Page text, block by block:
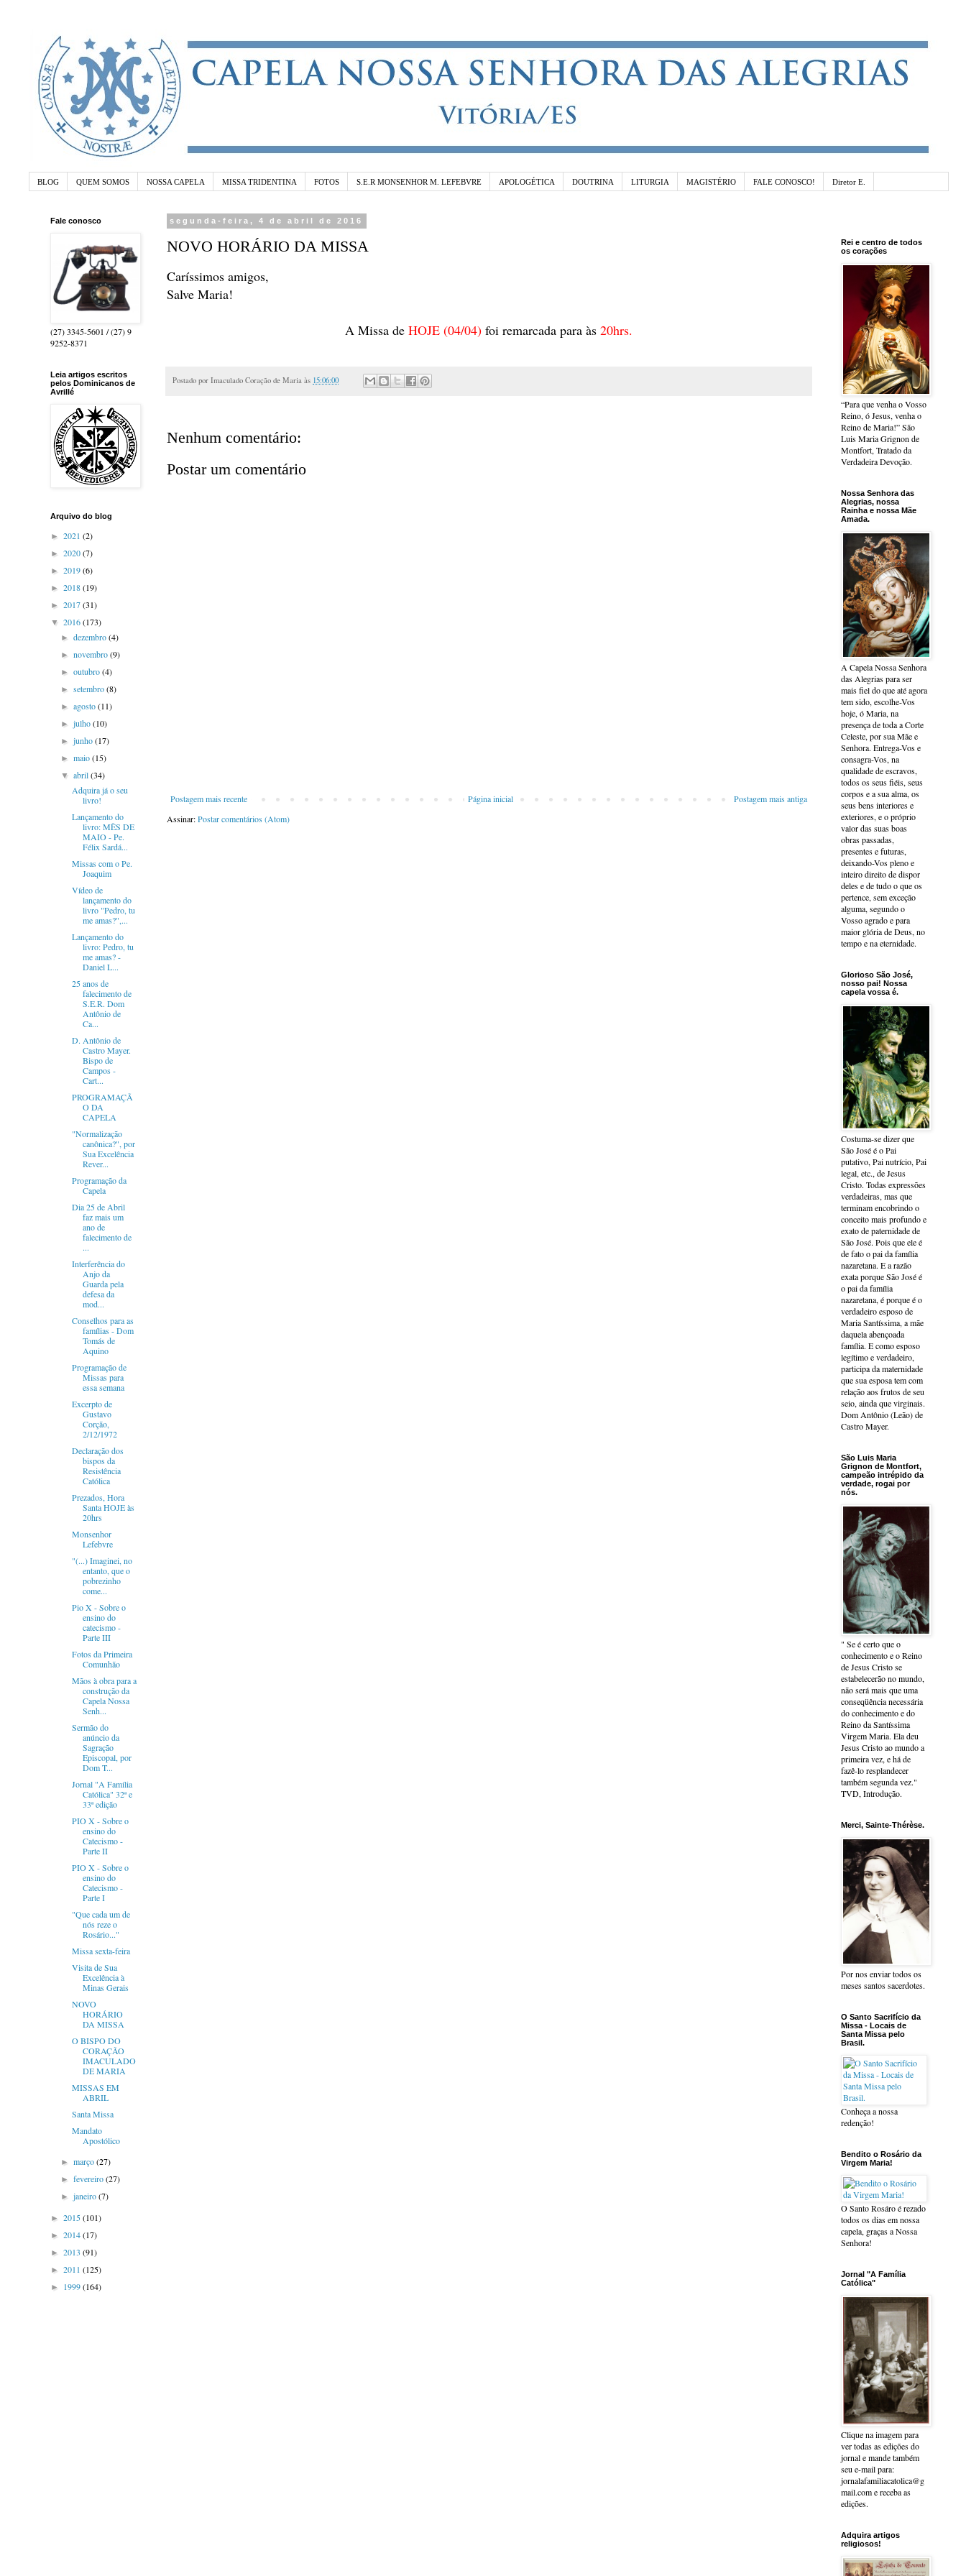
BLOG QUEM SOMOS NOSSA CAPELA MISSA TRIDENTINA FOTOS S.E.R MONSENHOR M. LEFEBVRE APOLOGÉTICA DOUTRINA LITURGIA MAGISTÉRIO FALE CONOSCO! Diretor E.
segunda-feira, 4 de abril de 2016
NOVO HORÁRIO DA MISSA
Caríssimos amigos,
Salve Maria!
A Missa de HOJE (04/04) foi remarcada para às 20hrs.
Postado por Imaculado Coração de Maria às 15:06:00
Nenhum comentário:
Postar um comentário
Postagem mais recente Postagem mais antiga
Página inicial
Assinar:Postar comentários (Atom)
Fale conosco
(27) 3345-5601 / (27) 9
9252-8371
Leia artigos escritos
pelos Dominicanos de
Avrillé
Arquivo do blog
► 2021 (2)
► 2020(7)
► 2019(6)
► 2018(19)
► 2017(31)
▼ 2016(173)
►dezembro(4)
►novembro(9)
►outubro(4)
►setembro(8)
►agosto(11)
►julho(10)
►junho(17)
►maio(15)
▼abril(34)
Adquira já o seu
livro!
Lançamento do
livro: MÊS DE
MAIO - Pe.
Félix Sardá...
Missas com o Pe.
Joaquim
Vídeo de
lançamento do
livro "Pedro, tu
me amas?",...
Lançamento do
livro: Pedro, tu
me amas? -
Daniel L...
25 anos de
falecimento de
S.E.R. Dom
Antônio de
Ca...
D. Antônio de
Castro Mayer.
Bispo de
Campos -
Cart...
PROGRAMAÇÃ
O DA
CAPELA
"Normalização
canônica?", por
Sua Excelência
Rever...
Programação da
Capela
Dia 25 de Abril
faz mais um
ano de
falecimento de
...
Interferência do
Anjo da
Guarda pela
defesa da
mod...
Conselhos para as
famílias - Dom
Tomás de
Aquino
Programação de
Missas para
essa semana
Excerpto de
Gustavo
Corção,
2/12/1972
Declaração dos
bispos da
Resistência
Católica
Prezados, Hora
Santa HOJE às
20hrs
Monsenhor
Lefebvre
"(...) Imaginei, no
entanto, que o
pobrezinho
come...
Pio X - Sobre o
ensino do
catecismo -
Parte III
Fotos da Primeira
Comunhão
Mãos à obra para a
construção da
Capela Nossa
Senh...
Sermão do
anúncio da
Sagração
Episcopal, por
Dom T...
Jornal "A Família
Católica" 32ª e
33ª edição
PIO X - Sobre o
ensino do
Catecismo -
Parte II
PIO X - Sobre o
ensino do
Catecismo -
Parte I
"Que cada um de
nós reze o
Rosário..."
Missa sexta-feira
Visita de Sua
Excelência à
Minas Gerais
NOVO
HORÁRIO
DA MISSA
O BISPO DO
CORAÇÃO
IMACULADO
DE MARIA
MISSAS EM
ABRIL
Santa Missa
Mandato
Apostólico
►março(27)
►fevereiro(27)
►janeiro(7)
► 2015(101)
► 2014(17)
► 2013 (91)
► 2011 (125)
► 1999(164)
Rei e centro de todos
os corações
“Para que venha o Vosso
Reino, ó Jesus, venha o
Reino de Maria!” São
Luis Maria Grignon de
Montfort, Tratado da
Verdadeira Devoção.
Nossa Senhora das
Alegrias, nossa
Rainha e nossa Mãe
Amada.
A Capela Nossa Senhora
das Alegrias para ser
mais fiel do que até agora
tem sido, escolhe-Vos
hoje, ó Maria, na
presença de toda a Corte
Celeste, por sua Mãe e
Senhora. Entrega-Vos e
consagra-Vos, na
qualidade de escravos,
todos os seus fiéis, seus
corpos e a sua alma, os
seus bens interiores e
exteriores, e o próprio
valor das suas boas
obras passadas,
presentes e futuras,
deixando-Vos pleno e
inteiro direito de dispor
deles e de tudo o que os
pertence, sem exceção
alguma, segundo o
Vosso agrado e para
maior glória de Deus, no
tempo e na eternidade.
Glorioso São José,
nosso pai! Nossa
capela vossa é.
Costuma-se dizer que
São José é o Pai
putativo, Pai nutrício, Pai
legal, etc., de Jesus
Cristo. Todas expressões
verdadeiras, mas que
terminam encobrindo o
conceito mais profundo e
exato de paternidade de
São José. Pois que ele é
de fato o pai da família
nazaretana. E a razão
exata porque São José é
o pai da família
nazaretana, é porque é o
verdadeiro esposo de
Maria Santíssima, a mãe
daquela abençoada
família. E como esposo
legítimo e verdadeiro,
participa da maternidade
que sua esposa tem com
relação aos frutos de seu
seio, ainda que virginais.
Dom Antônio (Leão) de
Castro Mayer.
São Luis Maria
Grignon de Montfort,
campeão intrépido da
verdade, rogai por
nós.
" Se é certo que o
conhecimento e o Reino
de Jesus Cristo se
estabelecerão no mundo,
não será mais que uma
conseqüência necessária
do conhecimento e do
Reino da Santíssima
Virgem Maria. Ela deu
Jesus Cristo ao mundo a
primeira vez, e há de
fazê-lo resplandecer
também segunda vez."
TVD, Introdução.
Merci, Sainte-Thérèse.
Por nos enviar todos os
meses santos sacerdotes.
O Santo Sacrifício da
Missa - Locais de
Santa Missa pelo
Brasil.
Conheça a nossa
redenção!
Bendito o Rosário da
Virgem Maria!
O Santo Rosáro é rezado
todos os dias em nossa
capela, graças a Nossa
Senhora!
Jornal "A Família
Católica"
Clique na imagem para
ver todas as edições do
jornal e mande também
seu e-mail para:
jornalafamiliacatolica@g
mail.com e receba as
edições.
Adquira artigos
religiosos!